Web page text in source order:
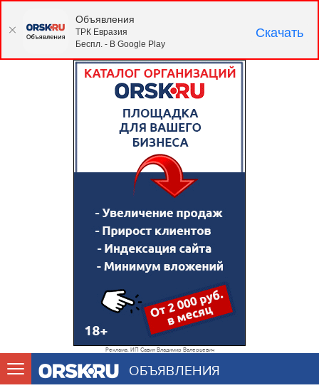
Реклама. ИП Савин Владимир Валерьевич
ОБЪЯВЛЕНИЯ
Объявления
ТРК Евразия
Беспл. - В Google Play
Скачать